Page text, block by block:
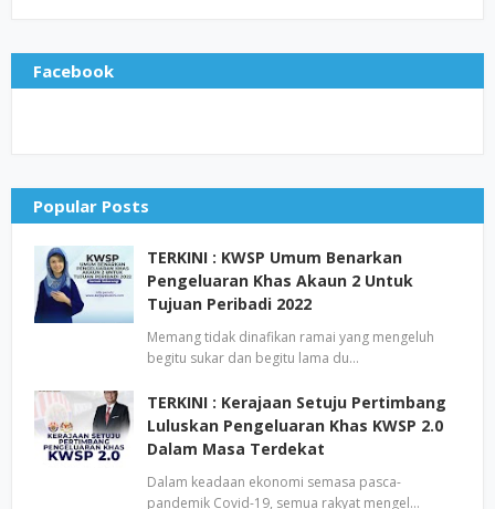
Facebook
Popular Posts
TERKINI : KWSP Umum Benarkan
Pengeluaran Khas Akaun 2 Untuk
Tujuan Peribadi 2022
Memang tidak dinafikan ramai yang mengeluh
begitu sukar dan begitu lama du…
TERKINI : Kerajaan Setuju Pertimbang
Luluskan Pengeluaran Khas KWSP 2.0
Dalam Masa Terdekat
Dalam keadaan ekonomi semasa pasca-
pandemik Covid-19, semua rakyat mengel…